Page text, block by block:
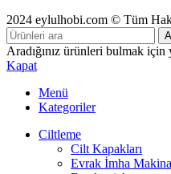
2024 eylulhobi.com © Tüm
Aradığınız ürünleri bulmak için
Kapat
Menü
Kategoriler
Ciltleme
Cilt Kapakları
Evrak İmha